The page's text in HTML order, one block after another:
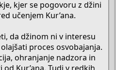
kjer se pogovoru z džini
učenjem Kur’ana.
da džinom ni v interesu
proces osvobajanja.
ohranjanje nadzora in
Kur’ana. Tudi v redkih